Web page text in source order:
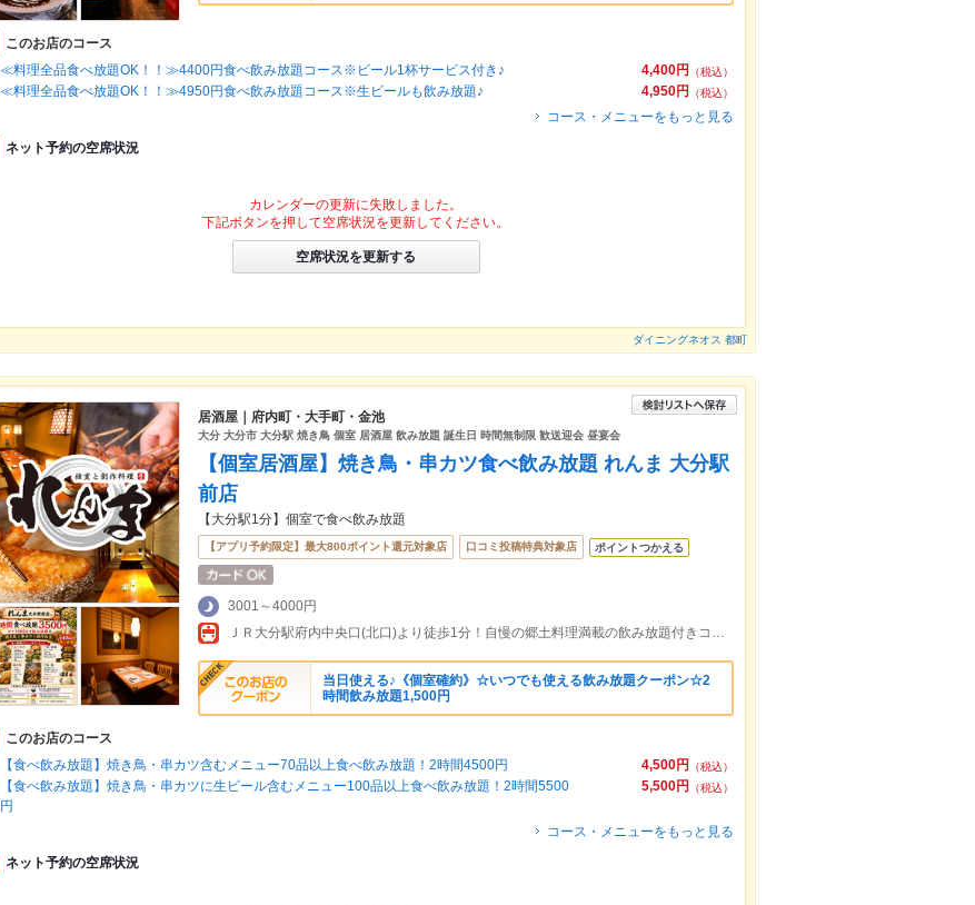
このお店のコース
4,400円
（税込）
≪料理全品食べ放題OK！！≫4400円食べ飲み放題コース※ビール1杯サービス付き♪
4,950円
（税込）
≪料理全品食べ放題OK！！≫4950円食べ飲み放題コース※生ビールも飲み放題♪
コース・メニューをもっと見る
ネット予約の空席状況
カレンダーの更新に失敗しました。
下記ボタンを押して空席状況を更新してください。
空席状況を更新する
ダイニングネオス 都町
居酒屋｜府内町・大手町・金池
大分 大分市 大分駅 焼き鳥 個室 居酒屋 飲み放題 誕生日 時間無制限 歓送迎会 昼宴会
【個室居酒屋】焼き鳥・串カツ食べ飲み放題 れんま 大分駅
前店
【大分駅1分】個室で食べ飲み放題
【アプリ予約限定】最大800ポイント還元対象店 口コミ投稿特典対象店 ポイントつかえる
3001～4000円
ＪＲ大分駅府内中央口(北口)より徒歩1分！自慢の郷土料理満載の飲み放題付きコース3,000円～♪
当日使える♪《個室確約》☆いつでも使える飲み放題クーポン☆2
時間飲み放題1,500円
このお店のコース
4,500円
（税込）
【食べ飲み放題】焼き鳥・串カツ含むメニュー70品以上食べ飲み放題！2時間4500円
5,500円
（税込）
【食べ飲み放題】焼き鳥・串カツに生ビール含むメニュー100品以上食べ飲み放題！2時間5500
円
コース・メニューをもっと見る
ネット予約の空席状況